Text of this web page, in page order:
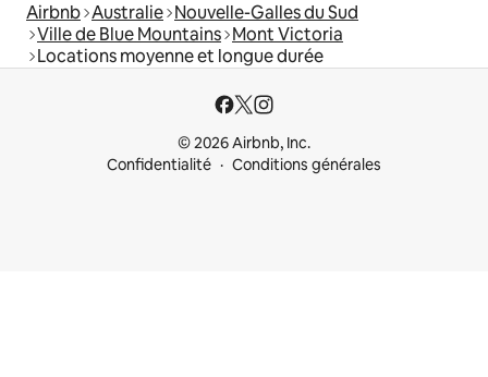
Airbnb Australie Nouvelle-Galles du Sud
Ville de Blue Mountains Mont Victoria
Locations moyenne et longue durée
© 2026 Airbnb, Inc.
Confidentialité
Conditions générales